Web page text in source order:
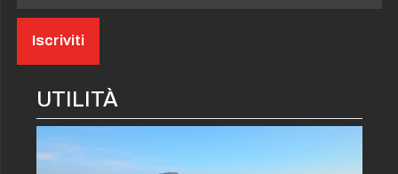
UTILITÀ